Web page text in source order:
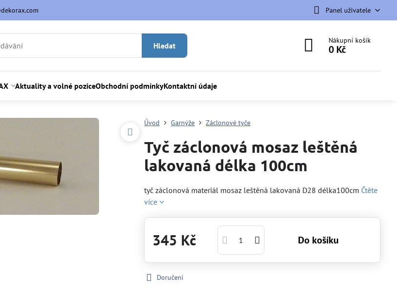
Panel uživatele
Hledat
Nákupní košík
0 Kč
Aktuality a volné poziceObchodní podmínkyKontaktní údaje
Úvod Garnýže Záclonové tyče
Tyč záclonová mosaz leštěná
lakovaná délka 100cm
tyč záclonová materiál mosaz leštěná lakovaná D28 délka100cm Čtěte
více
345 Kč Do košíku
Doručení